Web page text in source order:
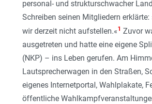
personal- und strukturschwacher
Schreiben seinen Mitgliedern
wir derzeit nicht aufstellen.«1 Zuvor
ausgetreten und hatte eine eigene
(NKP) – ins Leben gerufen. Am
Lautsprecherwagen in den Straßen,
eigenes Internetportal, Wahlplakate,
öffentliche